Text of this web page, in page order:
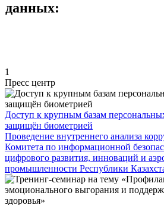
данных:
1
Пресс центр
Доступ к крупным базам
защищён биометрией
Проведение внутреннего анализа
Комитета по информационной
цифрового развития, инноваций и
промышленности Республики